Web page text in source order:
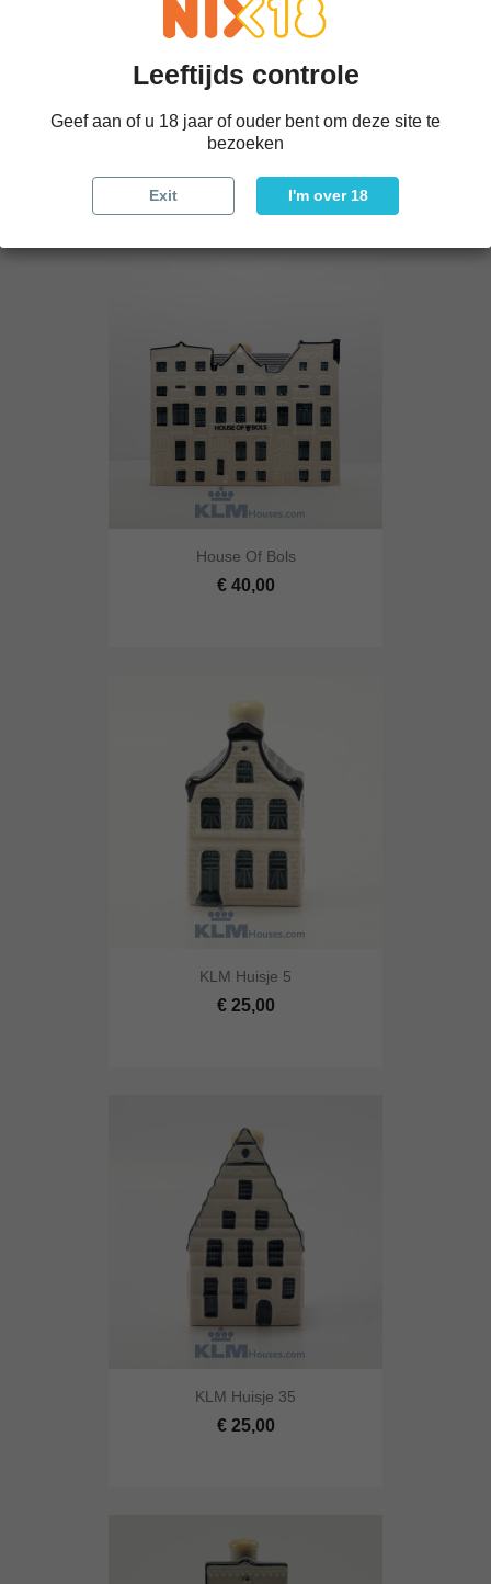
KLM Huisje 76
House Of Bols
€ 40,00
KLM Huisje 5
€ 25,00
KLM Huisje 35
€ 25,00
Leeftijds controle
Geef aan of u 18 jaar of ouder bent om deze site te
bezoeken
Exit I'm over 18